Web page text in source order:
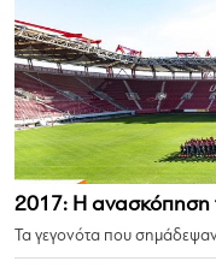
2017: Η ανασκόπηση
Τα γεγονότα που